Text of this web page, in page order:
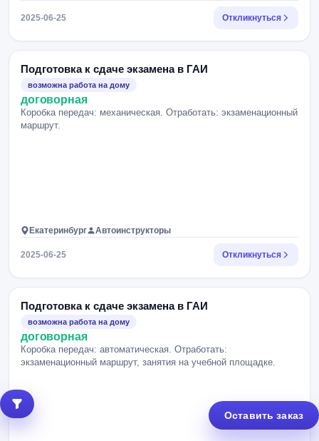
2025-06-25 Откликнуться
Подготовка к сдаче экзамена в ГАИ
возможна работа на дому
договорная
Коробка передач: механическая. Отработать: экзаменационный
маршрут.
Екатеринбург Автоинструкторы
2025-06-25 Откликнуться
Подготовка к сдаче экзамена в ГАИ
возможна работа на дому
договорная
Коробка передач: автоматическая. Отработать:
экзаменационный маршрут, занятия на учебной площадке.
Оставить заказ